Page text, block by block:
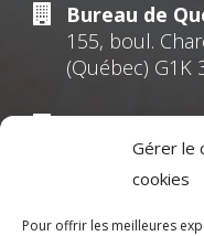
Gérer le
cookies
Pour offrir les meilleures
Bureau de
155, boul.
(Québec) G1K
630,
(Québec) H3A